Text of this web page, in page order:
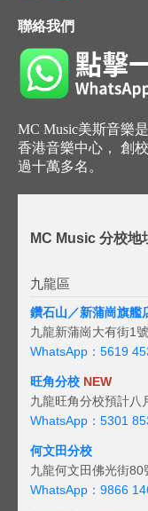
聯絡我們
MC Music美斯音樂
香港音樂中心， 創
過十萬多名。
MC Music 分校
九龍區
鑽石山／新蒲崗旗艦
九龍新蒲崗大有街1
WhatsApp：5619
旺角分校 NEW
九龍旺角分校預計八
WhatsApp：5301
何文田分校
九龍何文田佛光街
WhatsApp：9866